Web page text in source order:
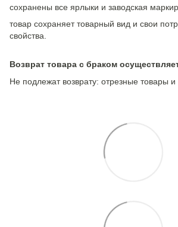
сохранены все ярлыки и заводская
товар сохраняет товарный вид и свои
свойства.
Возврат товара с браком
Не подлежат возврату: отрезные товары и